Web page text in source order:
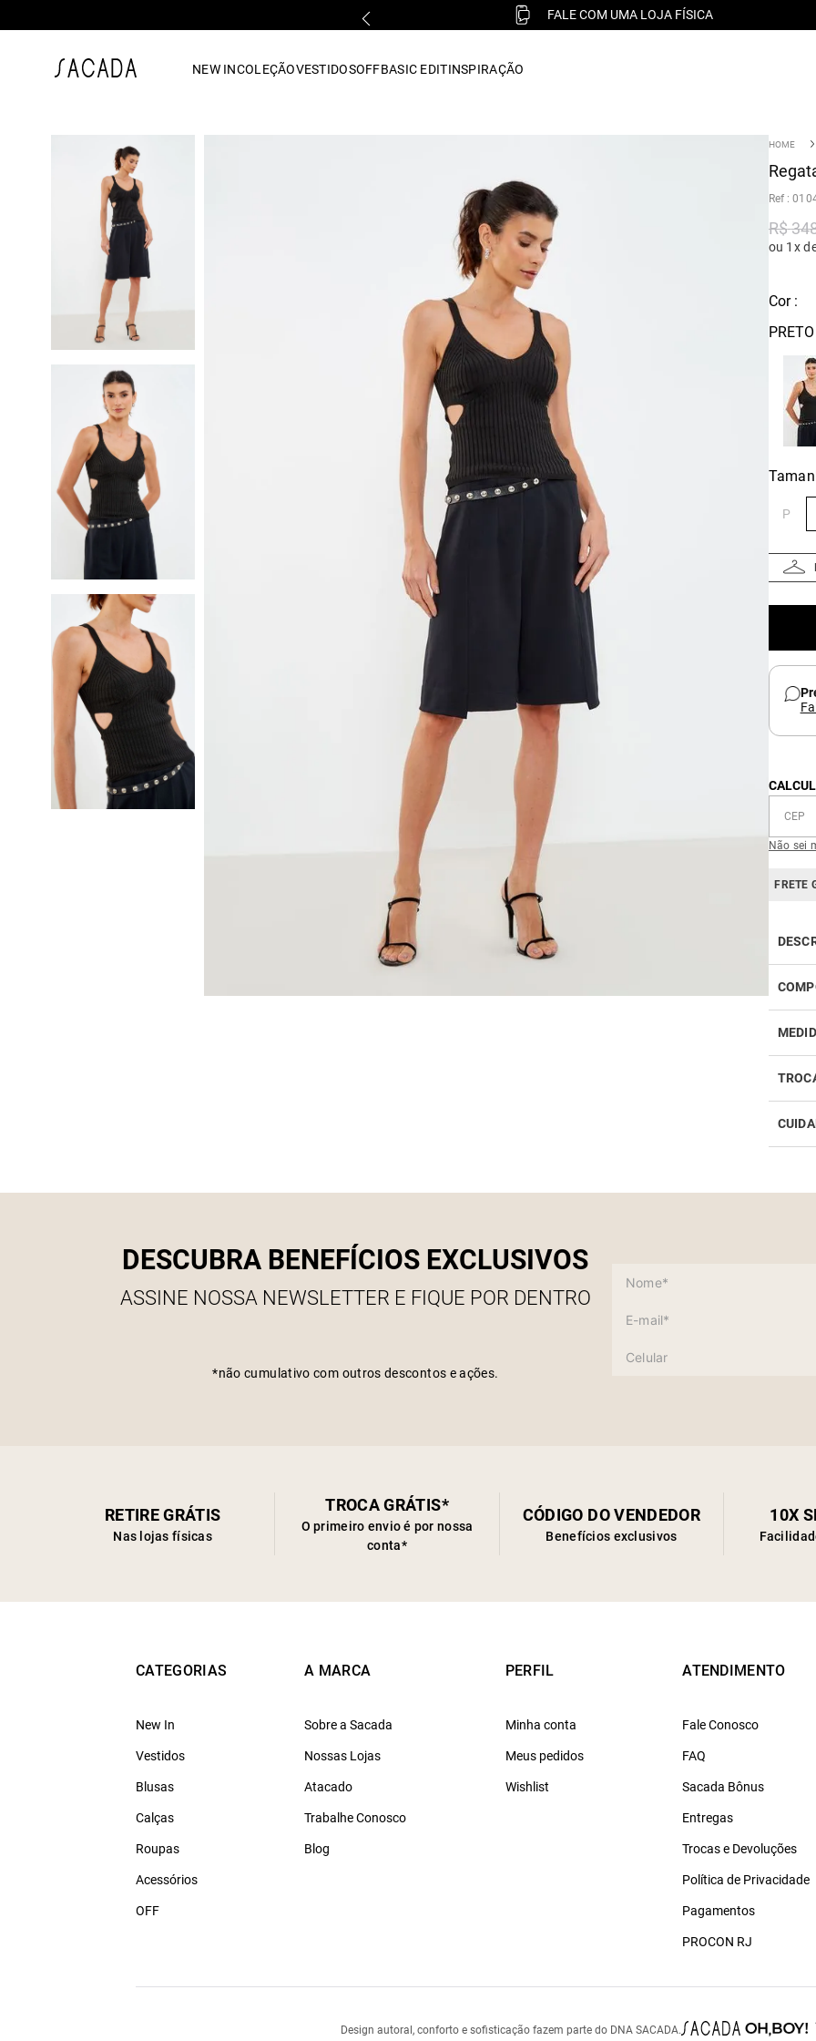
FALE COM UMA LOJA FÍSICA
NEW INCOLEÇÃOVESTIDOSOFFBASIC EDITINSPIRAÇÃO
:
R$
ou 1x
Cor :
P
Não sei
FRETE
para
DESCUBRA BENEFÍCIOS EXCLUSIVOS
ASSINE NOSSA NEWSLETTER E FIQUE POR DENTRO
*não cumulativo com outros descontos e ações.
RETIRE GRÁTIS
Nas lojas físicas
TROCA GRÁTIS*
O primeiro envio é por nossa
conta*
CÓDIGO DO VENDEDOR
Benefícios exclusivos
10X
CATEGORIAS
New In
Vestidos
Blusas
Calças
Roupas
Acessórios
OFF
A MARCA
Sobre a Sacada
Nossas Lojas
Atacado
Trabalhe Conosco
Blog
PERFIL
Minha conta
Meus pedidos
Wishlist
ATENDIMENTO
Fale Conosco
FAQ
Sacada Bônus
Entregas
Trocas e Devoluções
Política de Privacidade
Pagamentos
PROCON RJ
Design autoral, conforto e sofisticação fazem parte do DNA SACADA.
vestido midi